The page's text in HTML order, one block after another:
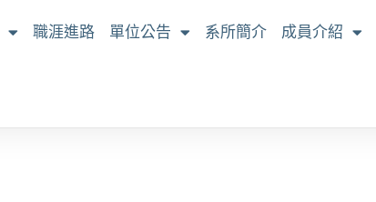
職涯進路 單位公告 系所簡介 成員介紹